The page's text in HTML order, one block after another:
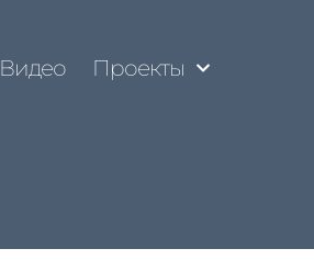
Видео Проекты